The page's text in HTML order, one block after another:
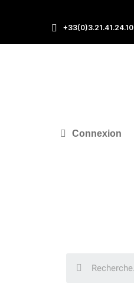
+33(0)3.21.41.24.10
Connexion